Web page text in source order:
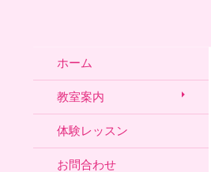
ホーム
教室案内
体験レッスン
お問合わせ